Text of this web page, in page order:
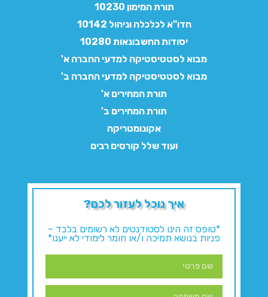
תורת המימון 10230
חדו"א לכלכלה וניהול 10142
יסודות החשבונאות 10280
מבוא לסטטיסטיקה למדעי החברה א'
מבוא לסטטיסטיקה למדעי החברה ב'
תורת המחירים א'
תורת המחירים ב'
אקונומטריקה
ועוד שלל קורסים רבים
איך נוכל לעזור לכם?
*טופס זה הינו לסטודנטים לא רשומים בלבד –
פניות בנושא תמיכה ו/או חומר לימודי לא ייענו*